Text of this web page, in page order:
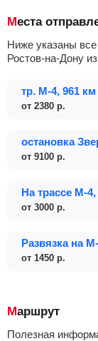
Места
Ниже указаны все остановки, откуда отходят маршрутки в
Ростов-на-Дону
тр. М-4, 961 км
от 2380 р.
На трассе М-
от 3000 р.
остановка
от 9100 р.
Развязка на
от 1450 р.
Маршрут
Полезная